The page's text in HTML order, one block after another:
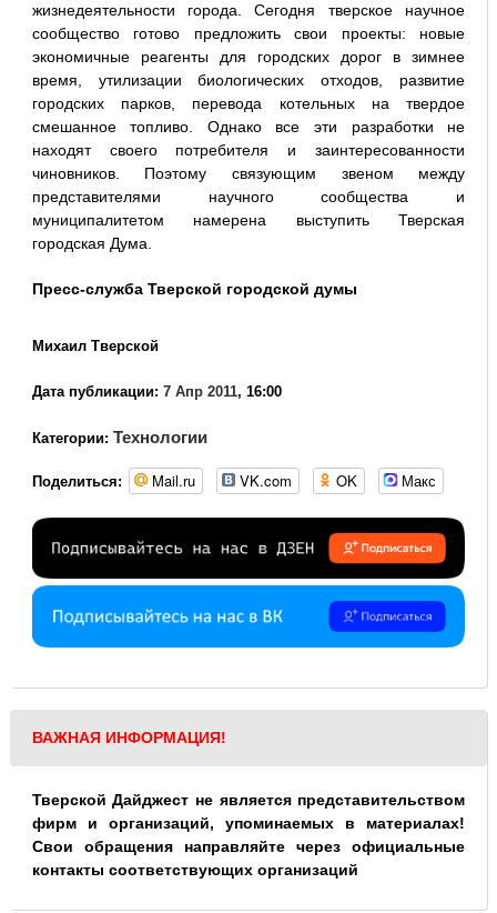
жизнедеятельности города. Сегодня тверское научное
сообщество готово предложить свои проекты: новые
экономичные реагенты для городских дорог в зимнее
время, утилизации биологических отходов, развитие
городских парков, перевода котельных на твердое
смешанное топливо. Однако все эти разработки не
находят своего потребителя и заинтересованности
чиновников. Поэтому связующим звеном между
представителями научного сообщества и
муниципалитетом намерена выступить Тверская
городская Дума.
Пресс-служба Тверской городской думы
Михаил Тверской
Дата публикации: 7 Апр 2011, 16:00
Категории: Технологии
Поделиться: Mail.ru VK.com OK Макс
ВАЖНАЯ ИНФОРМАЦИЯ!
Тверской Дайджест не является представительством
фирм и организаций, упоминаемых в материалах!
Свои обращения направляйте через официальные
контакты соответствующих организаций